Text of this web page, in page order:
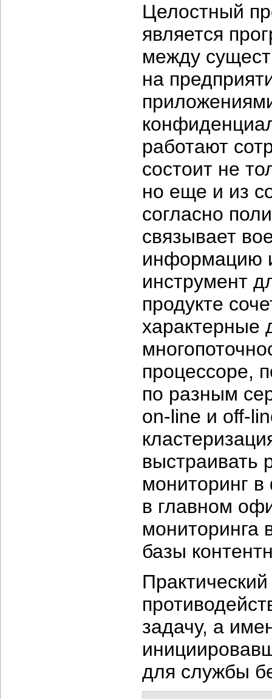
Целостный
является
между
на
работают
состоит не
но еще и из
согласно
связывает
информацию
инструмент
продукте
характерные
процессоре,
по разным
on-line и off-
выстраивать
мониторинг
в главном
мониторинга
базы
задачу, а
для службы